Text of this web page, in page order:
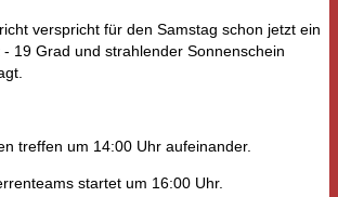
verspricht für den Samstag schon jetzt ein
19 Grad und strahlender Sonnenschein
treffen um 14:00 Uhr aufeinander.
startet um 16:00 Uhr.